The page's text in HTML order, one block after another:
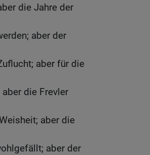
die Jahre der
aber der
aber für die
aber die Frevler
aber die
aber der